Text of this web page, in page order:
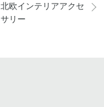
北欧インテリアアクセ
サリー